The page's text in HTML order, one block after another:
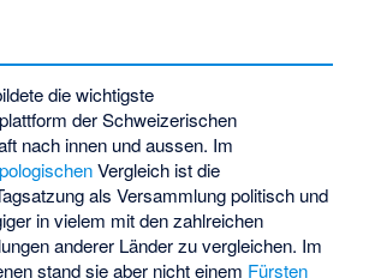
die wichtigste
der Schweizerischen
nach innen und aussen. Im
Vergleich ist die
als Versammlung politisch und
in vielem mit den zahlreichen
anderer Länder zu vergleichen. Im
stand sie aber nicht einem Fürsten